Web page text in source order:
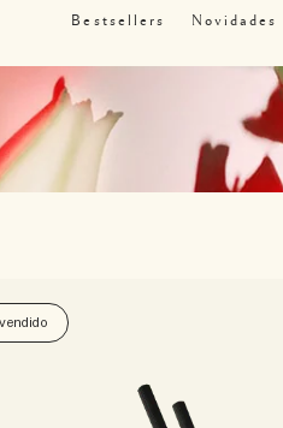
Bestsellers Novidades